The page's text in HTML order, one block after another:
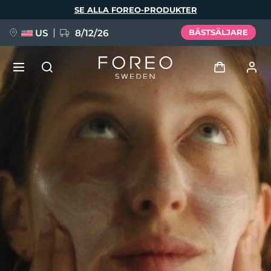
SE ALLA FOREO-PRODUKTER
US 8/12/26 BÄSTSÄLJARE
Logga in
Användarprofil
Mina enheter
Mina beställningar
Mina adresser
Mina prenumerationer
FAQ™ Pure Beauty-Tech Elixir
BREAKING NEWS
issa™ Teeth Whitening Set
English
Español
Français
Português
Русский
Türkçe
简体中文 繁體中文